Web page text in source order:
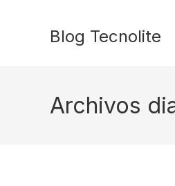
Blog Tecnolite
Archivos